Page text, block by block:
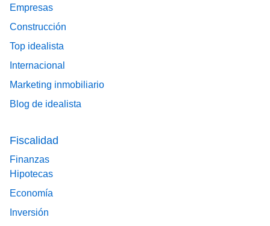
Empresas
Construcción
Top idealista
Internacional
Marketing inmobiliario
Blog de idealista
Fiscalidad
Finanzas
Hipotecas
Economía
Inversión